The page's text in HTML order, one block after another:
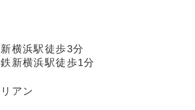
新横浜駅徒歩3分
新横浜駅徒歩1分
アン